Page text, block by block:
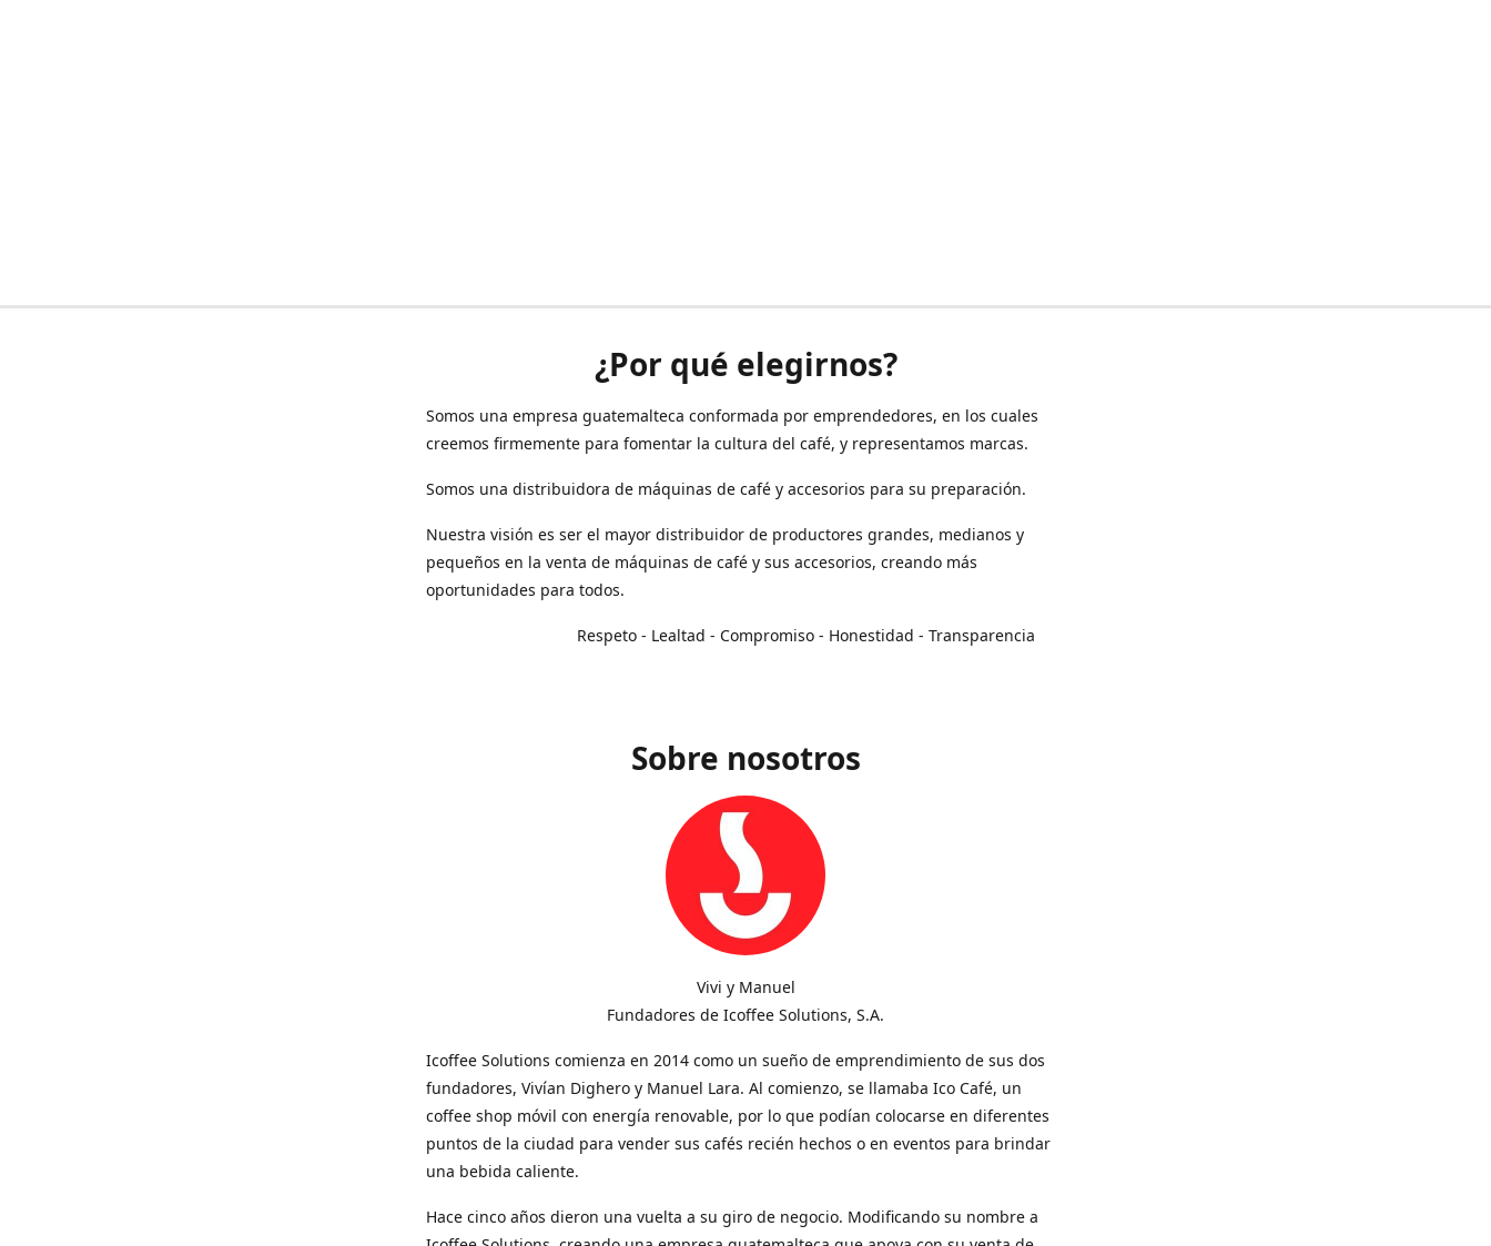
¿Por qué elegirnos?
Somos una empresa guatemalteca conformada por emprendedores, en los cuales
creemos firmemente para fomentar la cultura del café, y representamos marcas.
Somos una distribuidora de máquinas de café y accesorios para su preparación.
Nuestra visión es ser el mayor distribuidor de productores grandes, medianos y
pequeños en la venta de máquinas de café y sus accesorios, creando más
oportunidades para todos.
Respeto - Lealtad - Compromiso - Honestidad - Transparencia
Sobre nosotros
Vivi y Manuel
Fundadores de Icoffee Solutions, S.A.
Icoffee Solutions comienza en 2014 como un sueño de emprendimiento de sus dos
fundadores, Vivían Dighero y Manuel Lara. Al comienzo, se llamaba Ico Café, un
coffee shop móvil con energía renovable, por lo que podían colocarse en diferentes
puntos de la ciudad para vender sus cafés recién hechos o en eventos para brindar
una bebida caliente.
Hace cinco años dieron una vuelta a su giro de negocio. Modificando su nombre a